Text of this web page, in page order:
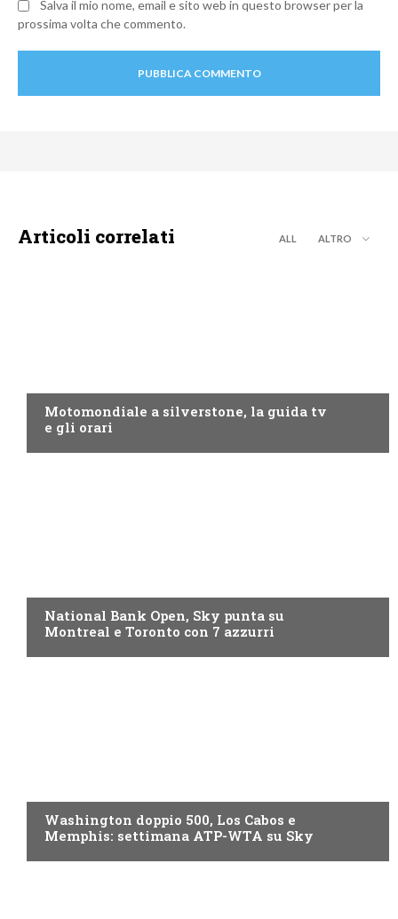
Salva il mio nome, email e sito web in questo browser per la
prossima volta che commento.
Articoli correlati ALL ALTRO
Motomondiale a silverstone, la guida tv
e gli orari
National Bank Open, Sky punta su
Montreal e Toronto con 7 azzurri
Washington doppio 500, Los Cabos e
Memphis: settimana ATP-WTA su Sky